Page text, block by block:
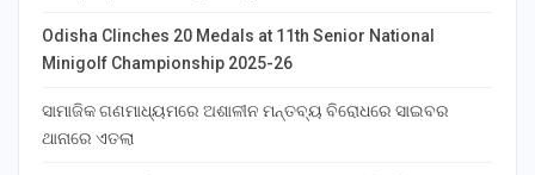
Odisha Clinches 20 Medals at 11th Senior National
Minigolf Championship 2025-26
ସାମାଜିକ ଗଣମାଧ୍ୟମରେ ଅଶାଳୀନ ମନ୍ତବ୍ୟ ବିରୋଧରେ ସାଇବର
ଥାନାରେ ଏତଲା